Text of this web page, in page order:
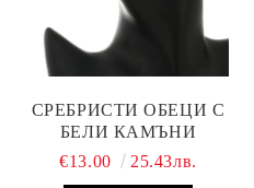
СРЕБРИСТИ ОБЕЦИ С
БЕЛИ КАМЪНИ
€13.00
25.43лв.